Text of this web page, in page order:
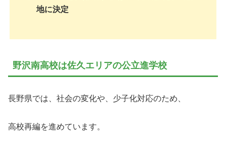
地に決定
野沢南高校は佐久エリアの公立進学校
長野県では、社会の変化や、少子化対応のため、
高校再編を進めています。